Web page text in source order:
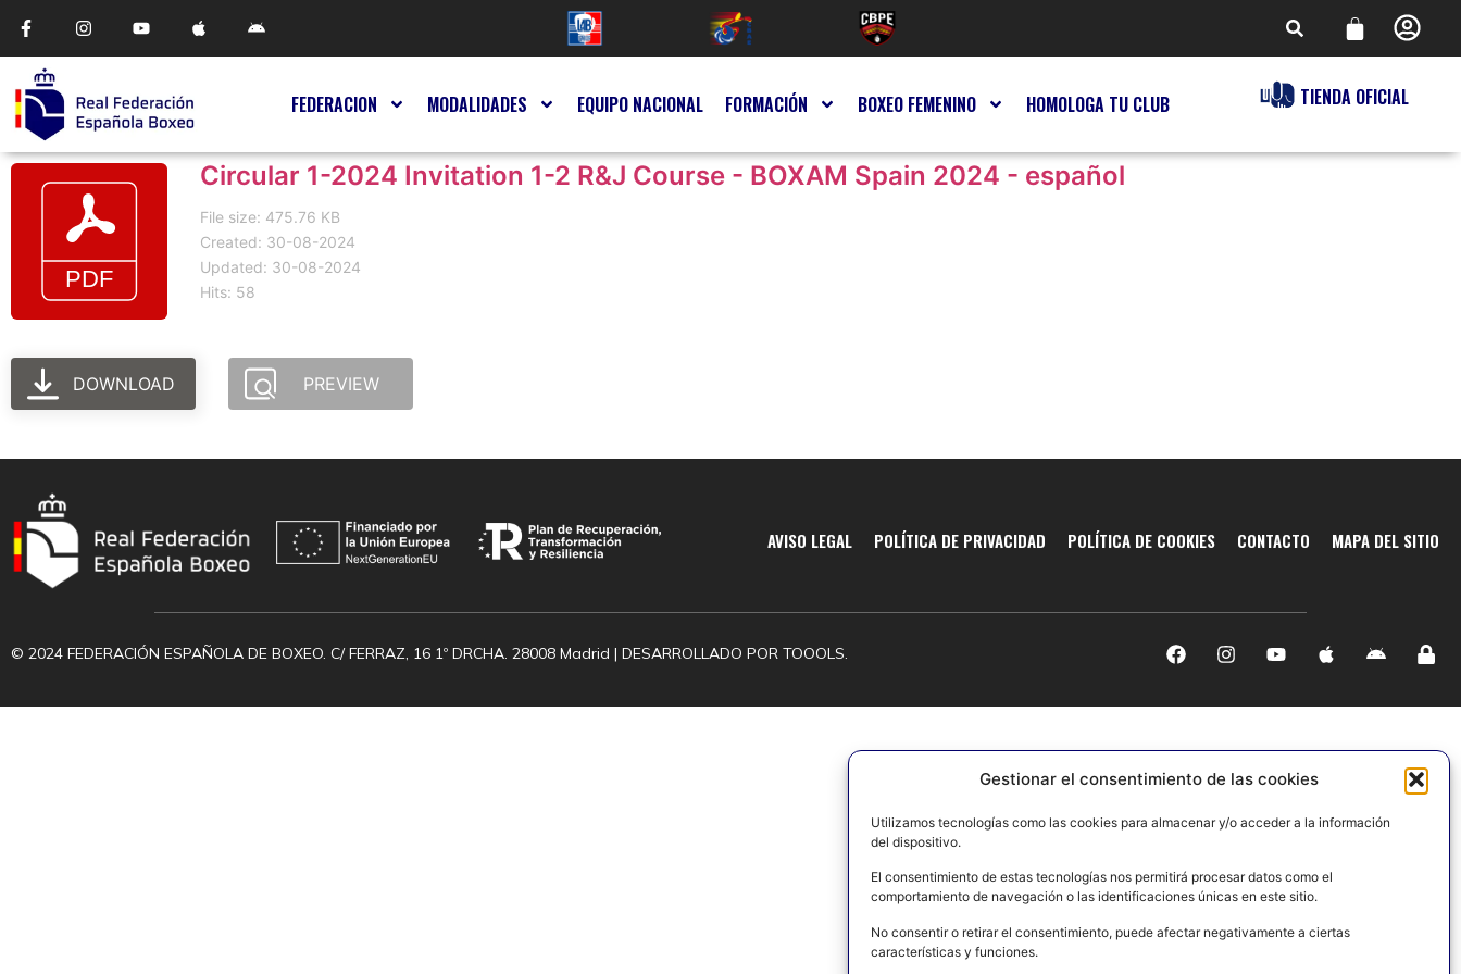
Gestionar el consentimiento de las cookies
Utilizamos tecnologías como las cookies para almacenar y/o acceder a la información
del dispositivo.
El consentimiento de estas tecnologías nos permitirá procesar datos como el
comportamiento de navegación o las identificaciones únicas en este sitio.
No consentir o retirar el consentimiento, puede afectar negativamente a ciertas
características y funciones.
FEDERACION MODALIDADES EQUIPO NACIONAL FORMACIÓN BOXEO FEMENINO HOMOLOGA TU CLUB TIENDA OFICIAL
Circular 1-2024 Invitation 1-2 R&J Course - BOXAM Spain 2024 - español
File size: 475.76 KB
Created: 30-08-2024
Updated: 30-08-2024
Hits: 58
DOWNLOAD PREVIEW
AVISO LEGAL POLÍTICA DE PRIVACIDAD POLÍTICA DE COOKIES CONTACTO MAPA DEL SITIO
© 2024 FEDERACIÓN ESPAÑOLA DE BOXEO. C/ FERRAZ, 16 1º DRCHA. 28008 Madrid | DESARROLLADO POR TOOOLS.